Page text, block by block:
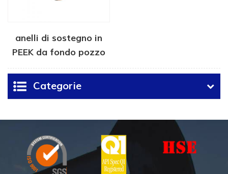
anelli di sostegno in
PEEK da fondo pozzo
Categorie